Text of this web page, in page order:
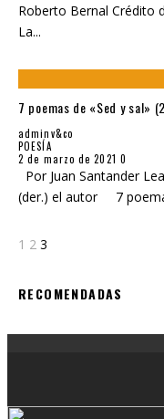
Roberto Bernal
La...
7 poemas de «Sed y sal»
adminv&co
POESÍA
2 de marzo de 2021 0
Por Juan Santander
(der.) el autor 7
1 2 3
RECOMENDADAS